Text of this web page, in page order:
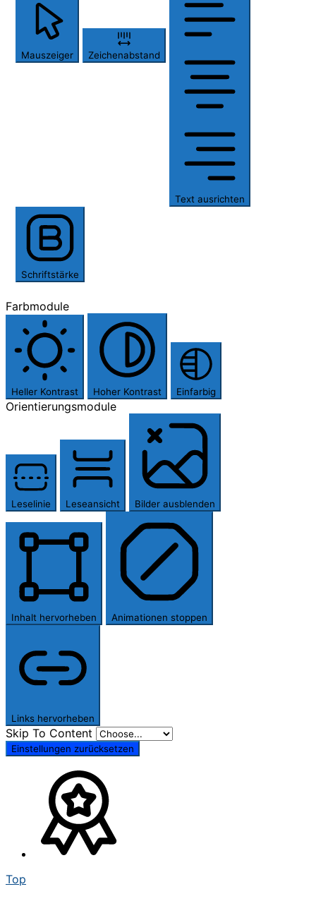
Mauszeiger Zeichenabstand
Text ausrichten
Schriftstärke
Farbmodule
Heller Kontrast Hoher Kontrast Einfarbig
Orientierungsmodule
Leselinie Leseansicht Bilder ausblenden
Inhalt hervorheben Animationen stoppen
Links hervorheben
Skip To Content
Einstellungen zurücksetzen
Top